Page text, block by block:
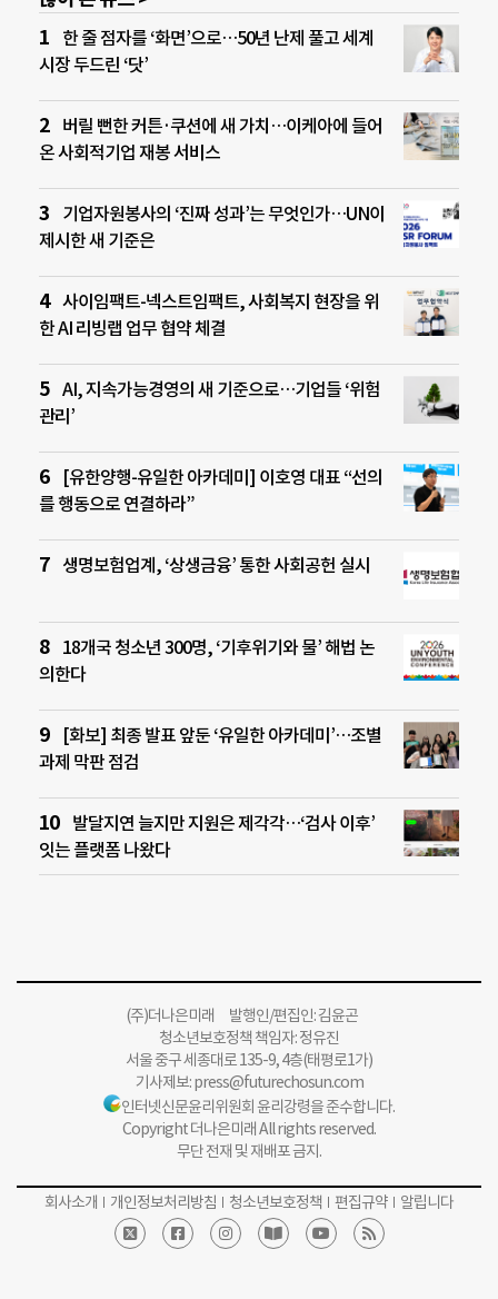
한 줄 점자를 ‘화면’으로…50년 난제 풀고 세계
시장 두드린 ‘닷’
버릴 뻔한 커튼·쿠션에 새 가치…이케아에 들어
온 사회적기업 재봉 서비스
기업자원봉사의 ‘진짜 성과’는 무엇인가…UN이
제시한 새 기준은
사이임팩트-넥스트임팩트, 사회복지 현장을 위
한 AI 리빙랩 업무 협약 체결
AI, 지속가능경영의 새 기준으로…기업들 ‘위험
관리’
[유한양행-유일한 아카데미] 이호영 대표 “선의
를 행동으로 연결하라”
생명보험업계, ‘상생금융’ 통한 사회공헌 실시
18개국 청소년 300명, ‘기후위기와 물’ 해법 논
의한다
[화보] 최종 발표 앞둔 ‘유일한 아카데미’…조별
과제 막판 점검
발달지연 늘지만 지원은 제각각…‘검사 이후’
잇는 플랫폼 나왔다
(주)더나은미래 발행인/편집인: 김윤곤
청소년보호정책 책임자: 정유진
서울 중구 세종대로 135-9, 4층(태평로1가)
기사제보:press@futurechosun.com
인터넷신문윤리위원회 윤리강령을 준수합니다.
Copyright 더나은미래 All rights reserved.
무단 전재 및 재배포 금지.
회사소개 개인정보처리방침 청소년보호정책 편집규약 알립니다